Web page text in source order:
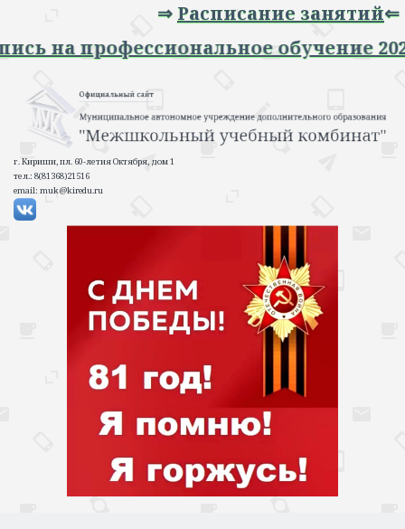
Расписание занятий⇐
Запись на профессиональное
г. Кириши, пл. 60-летия Октября, дом 1
тел.: 8(81368)21516
email: muk@kiredu.ru